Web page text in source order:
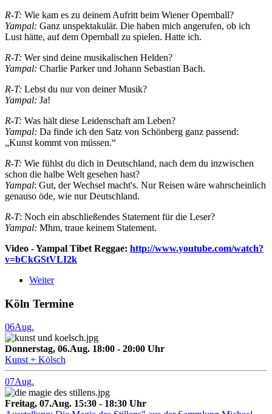
R-T: Wie kam es zu deinem Aufritt beim Wiener Opernball?
Yampal: Ganz unspektakulär. Die haben mich angerufen, ob ich
Lust hätte, auf dem Opernball zu spielen. Hatte ich.
R-T: Wer sind deine musikalischen Helden?
Yampal: Charlie Parker und Johann Sebastian Bach.
R-T: Lebst du nur von deiner Musik?
Yampal: Ja!
R-T: Was hält diese Leidenschaft am Leben?
Yampal: Da finde ich den Satz von Schönberg ganz passend:
„Kunst kommt von müssen.“
R-T: Wie fühlst du dich in Deutschland, nach dem du inzwischen
schon die halbe Welt gesehen hast?
Yampal: Gut, der Wechsel macht's. Nur Reisen wäre wahrscheinlich
genauso öde, wie nur Deutschland.
R-T: Noch ein abschließendes Statement für die Leser?
Yampal: Mhm, traue keinem Statement.
Video - Yampal Tibet Reggae: http://www.youtube.com/watch?
v=bCkGStVLI2k
Weiter
Köln Termine
06Aug.
Donnerstag, 06.Aug. 18:00 - 20:00 Uhr
Kunst + Kölsch
07Aug.
Freitag, 07.Aug. 15:30 - 18:30 Uhr